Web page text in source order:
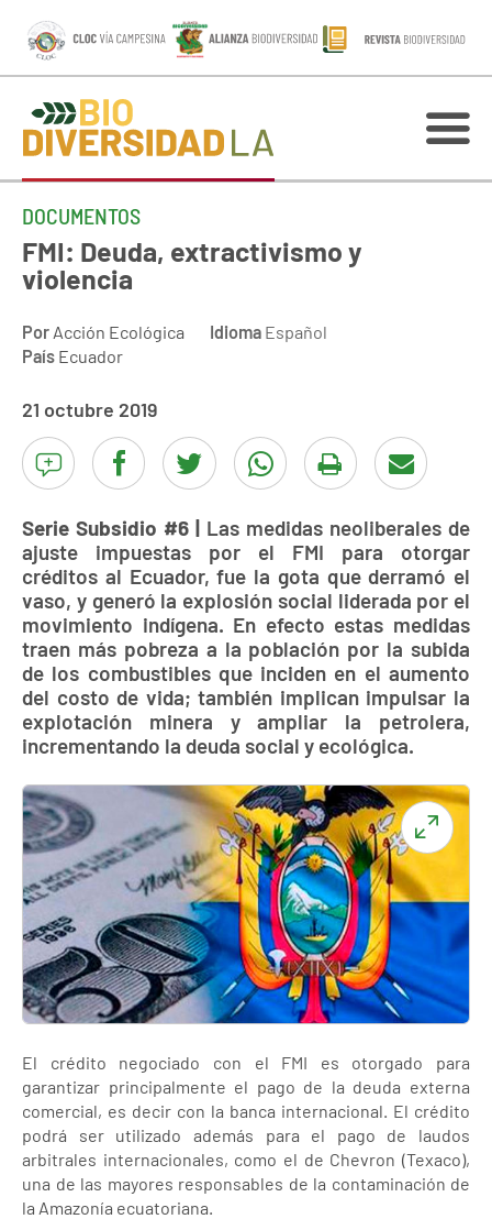
DOCUMENTOS
FMI: Deuda, extractivismo y
violencia
Por Acción Ecológica Idioma Español
País Ecuador
21 octubre 2019
Serie Subsidio #6 | Las medidas neoliberales de
ajuste impuestas por el FMI para otorgar
créditos al Ecuador, fue la gota que derramó el
vaso, y generó la explosión social liderada por el
movimiento indígena. En efecto estas medidas
traen más pobreza a la población por la subida
de los combustibles que inciden en el aumento
del costo de vida; también implican impulsar la
explotación minera y ampliar la petrolera,
incrementando la deuda social y ecológica.
El crédito negociado con el FMI es otorgado para
garantizar principalmente el pago de la deuda externa
comercial, es decir con la banca internacional. El crédito
podrá ser utilizado además para el pago de laudos
arbitrales internacionales, como el de Chevron (Texaco),
una de las mayores responsables de la contaminación de
la Amazonía ecuatoriana.